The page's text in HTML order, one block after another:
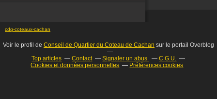
cdq-coteaux-cachan
Voir le profil de Conseil de Quartier du Coteau de Cachan sur le portail Overblog
Top articles
Contact Signaler un abus
C.G.U.
Cookies et données personnelles
Préférences cookies